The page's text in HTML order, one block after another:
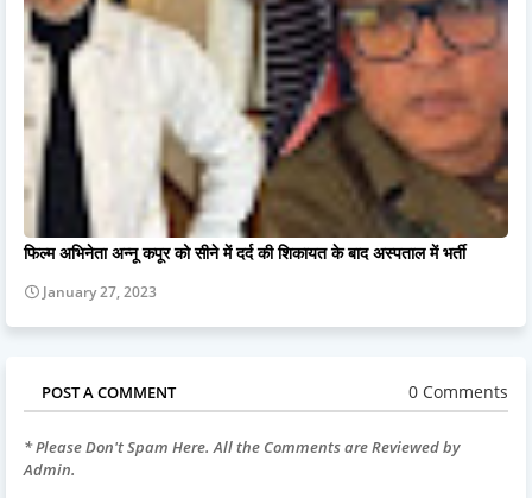
फिल्म अभिनेता अन्नू कपूर को सीने में दर्द की शिकायत के बाद अस्पताल में भर्ती
January 27, 2023
POST A COMMENT 0 Comments
* Please Don't Spam Here. All the Comments are Reviewed by
Admin.